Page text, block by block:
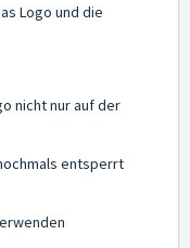
Logo und die
nicht nur auf der
entsperrt